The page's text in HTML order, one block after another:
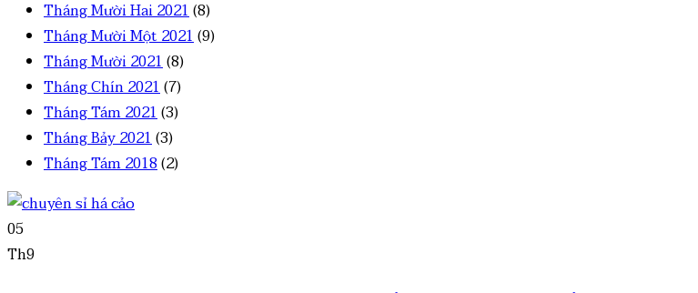
Tháng Mười Hai 2021(8)
Tháng Mười Một 2021(9)
Tháng Mười 2021(8)
Tháng Chín 2021(7)
Tháng Tám 2021(3)
Tháng Bảy 2021(3)
Tháng Tám 2018(2)
05
Th9